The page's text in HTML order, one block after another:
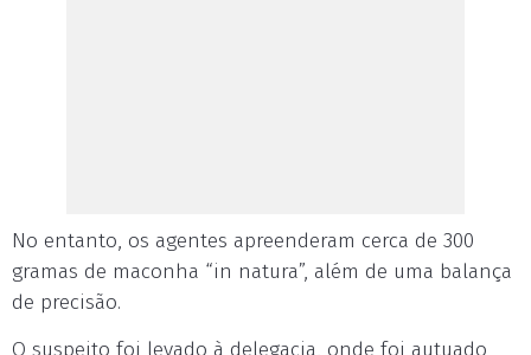
No entanto, os agentes apreenderam cerca de 300
gramas de maconha “in natura”, além de uma balança
de precisão.
O suspeito foi levado à delegacia, onde foi autuado